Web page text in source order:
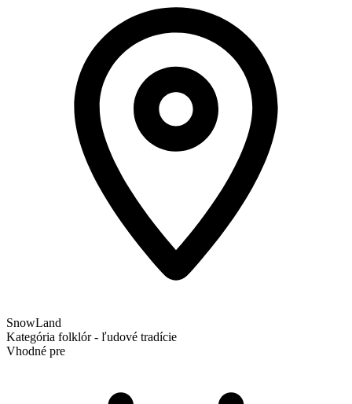
SnowLand
Kategória folklór - ľudové tradície
Vhodné pre